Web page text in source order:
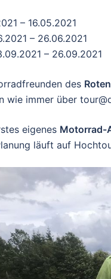
– 16.05.2021
– 26.06.2021
– 26.09.2021
des
wie immer über
eigenes Motorrad-
läuft auf